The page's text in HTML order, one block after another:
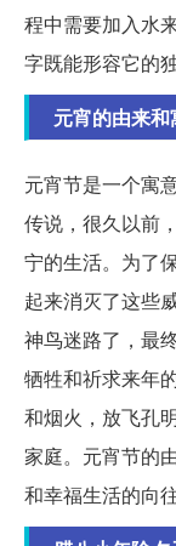
程中需要加入水
字既能形容它的
元宵的由来
元宵节是一个寓
传说，很久以前
宁的生活。为了
起来消灭了这些
神鸟迷路了，最
牺牲和祈求来年
和烟火，放飞孔
家庭。元宵节的
和幸福生活的向往